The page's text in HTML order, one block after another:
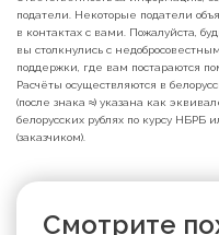
податели. Некоторые податели
в контактах с вами. Пожалуйста,
вы столкнулись с
поддержки, где вам постараются
Расчёты осуществляются в
(после знака ≈) указана как
белорусских рублях по курсу
(заказчиком).
Смотрите